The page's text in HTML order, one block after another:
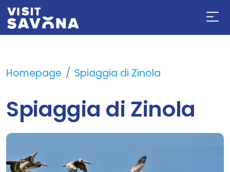
Homepage Spiaggia di Zinola
Spiaggia di Zinola